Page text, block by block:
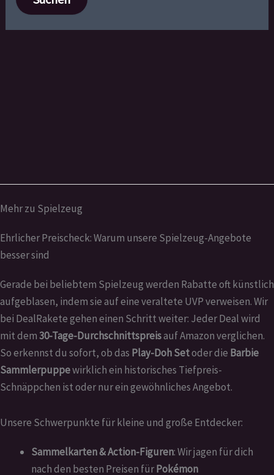
Mehr zu Spielzeug
Ehrlicher Preischeck: Warum unsere Spielzeug-Angebote
besser sind
Gerade bei beliebtem Spielzeug werden Rabatte oft künstlich
aufgeblasen, indem sie auf eine veraltete UVP verweisen. Wir
bei DealRakete gehen einen Schritt weiter: Jeder Deal wird
mit dem30-Tage-Durchschnittspreisauf Amazon verglichen.
So erkennst du sofort, ob das Play-Doh Setoder die Barbie
Sammlerpuppewirklich ein historisches Tiefpreis-
Schnäppchen ist oder nur ein gewöhnliches Angebot.
Unsere Schwerpunkte für kleine und große Entdecker:
Sammelkarten & Action-Figuren: Wir jagen für dich
nach den besten Preisen fürPokémon